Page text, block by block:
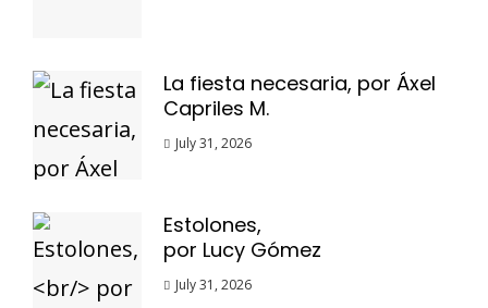
La fiesta necesaria, por Áxel
Capriles M.
July 31, 2026
Estolones,
por Lucy Gómez
July 31, 2026